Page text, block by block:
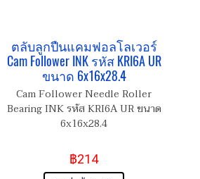
ตลับลูกปืนแคมฟอลโลเวอร์
Cam Follower INK รหัส KRI6A UR
ขนาด 6x16x28.4
Cam Follower Needle Roller
Bearing INK รหัส KRI6A UR ขนาด
6x16x28.4
฿214